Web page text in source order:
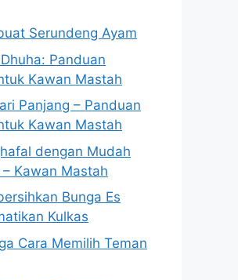
Serundeng Ayam
Panduan
Kawan Mastah
Panjang – Panduan
Kawan Mastah
dengan Mudah
Kawan Mastah
Bunga Es
Kulkas
Cara Memilih Teman